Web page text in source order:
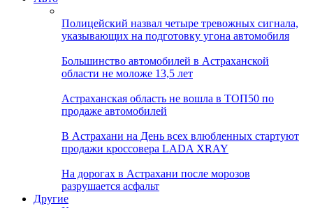
Полицейский назвал четыре тревожных сигнала,
указывающих на подготовку угона автомобиля
Большинство автомобилей в Астраханской
области не моложе 13,5 лет
Астраханская область не вошла в ТОП50 по
продаже автомобилей
В Астрахани на День всех влюбленных стартуют
продажи кроссовера LADA XRAY
На дорогах в Астрахани после морозов
разрушается асфальт
Другие